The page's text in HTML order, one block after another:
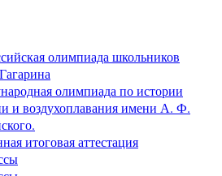
олимпиада школьников
олимпиада по истории
и воздухоплавания имени А. Ф.
итоговая аттестация